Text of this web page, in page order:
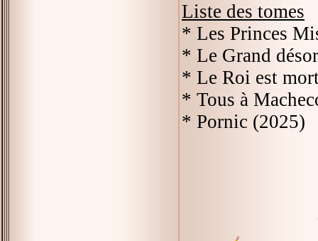
Liste des tomes
* Les Princes
* Le Grand
* Le Roi est
* Tous à
* Pornic (2025)